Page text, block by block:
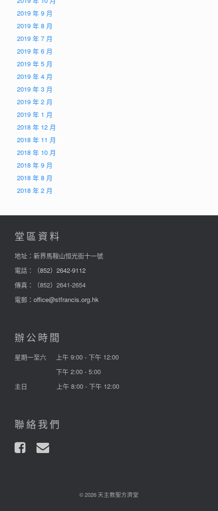
2019 年 9 月
2019 年 8 月
2019 年 7 月
2019 年 6 月
2019 年 5 月
2019 年 4 月
2019 年 3 月
2019 年 2 月
2019 年 1 月
2018 年 12 月
2018 年 11 月
2018 年 10 月
2018 年 9 月
2018 年 8 月
2018 年 2 月
堂區資料
地址：新界馬鞍山恒光街十一號
電話：
（852）2642-9112
傳真：（852）2641-2654
電郵： office@stfrancis.org.hk
辦公時間
星期一至六
上午 9:00 - 下午 12:00
下午 2:00 - 5:00
主日
上午 8:00 - 下午 12:00
聯絡我們
© 2026 天主教聖方濟堂